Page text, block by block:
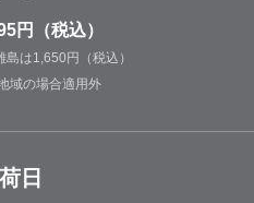
円（税込）
は1,650円（税込）
域の場合適用外
日